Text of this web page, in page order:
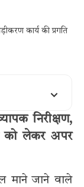
कार्य की प्रगति
निरीक्षण,
को लेकर अपर
माने जाने वाले